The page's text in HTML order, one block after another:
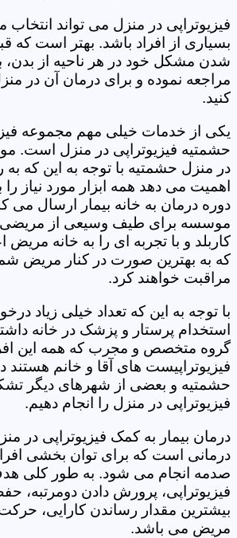
فیزیوتراپی در منزل می تواند انتخاب
بسیاری از افراد باشد. بهتر است که
شدن مشکل خود در هر ناحیه از
مراجعه نموده و برای درمان آن در
کنید.
یکی از خدمات خیلی مهم مجموعه
حشمتیه فیزیوتراپی در منزل است.
در منزل حشمتیه با توجه به این که به
اهمیت می دهد همه ابزار مورد نیاز
دوره درمان به خانه بیمار ارسال می
موسسه برای طیف وسیعی از مریضی
کاربلد و با تجربه ای را به خانه مریض
که به بهترین صورت در کنار مریض
مراقبت خواهند کرد.
با توجه به این که تعداد خیلی زیاد
استخدام پرستار و پزشک در خانه
گروه متخصص و مجرب که همه این
فیزیوتراپیست های آقا و خانم هستند
حشمتیه و بعضی از شهرهای دیگر
فیزیوتراپی در منزل را انجام دهیم.
درمان بیمار به کمک فیزیوتراپی در
درمانی است که برای توان بخشی
صدمه انجام می شود. به طور کلی
فیزیوتراپی، پرورش دادن دومرتبه،
بیشترین مقدار رساندن کارایی،
مریض می باشد.